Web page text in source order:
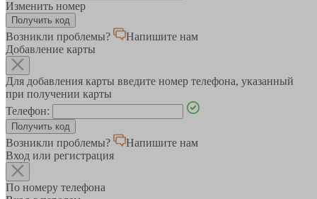
Изменить номер
Возникли проблемы?
Напишите нам
Добавление карты
Для добавления карты введите номер телефона, указанный
при получении карты
Телефон:
Возникли проблемы?
Напишите нам
Вход или регистрация
По номеру телефона